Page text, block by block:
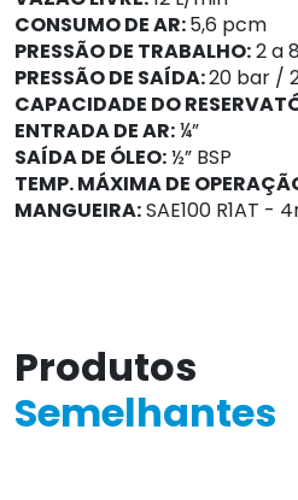
CONSUMO DE AR:5,6 pcm
PRESSÃO DE TRABALHO:2 a
PRESSÃO DE SAÍDA:20 bar /
CAPACIDADE DO
ENTRADA DE AR:¼”
SAÍDA DE ÓLEO:½” BSP
TEMP. MÁXIMA DE
MANGUEIRA:SAE100 R1AT -
Produtos
Semelhantes